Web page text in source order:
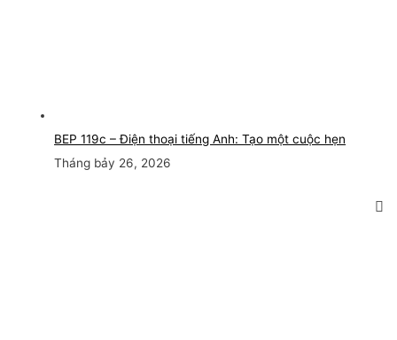
BEP 119c – Điện thoại tiếng Anh: Tạo một cuộc hẹn
Tháng bảy 26, 2026